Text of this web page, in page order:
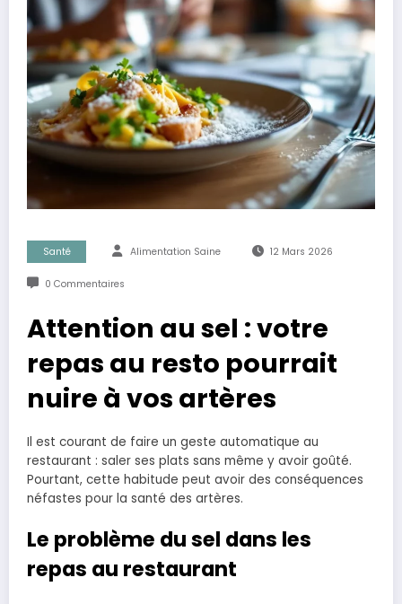
Santé Alimentation Saine 12 Mars 2026
0 Commentaires
Attention au sel : votre
repas au resto pourrait
nuire à vos artères
Il est courant de faire un geste automatique au
restaurant : saler ses plats sans même y avoir goûté.
Pourtant, cette habitude peut avoir des conséquences
néfastes pour la santé des artères.
Le problème du sel dans les
repas au restaurant